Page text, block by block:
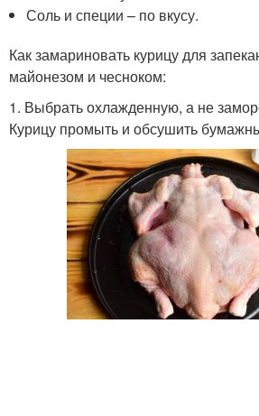
Соль и специи – по вкусу.
Как замариновать курицу для
майонезом и чесноком:
1. Выбрать охлажденную, а не
Курицу промыть и обсушить